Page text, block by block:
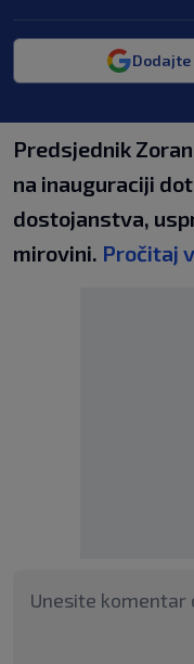
Dodajte
Predsjednik
na inauguraciji
dostojanstva,
mirovini. Pročitaj